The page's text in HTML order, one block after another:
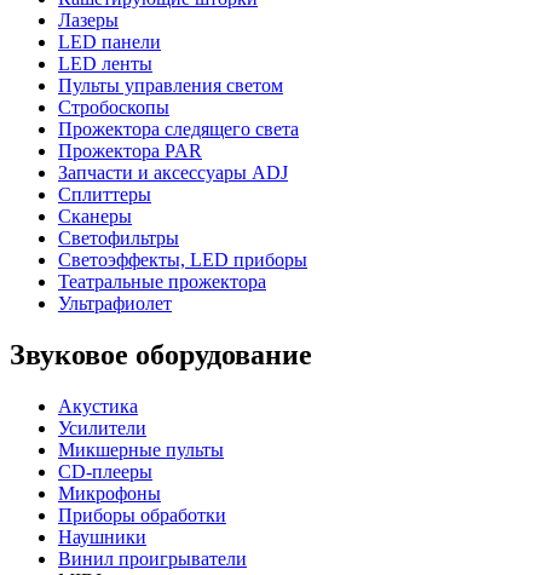
Лазеры
LED панели
LED ленты
Пульты управления светом
Стробоскопы
Прожектора следящего света
Прожектора PAR
Запчасти и аксессуары ADJ
Сплиттеры
Сканеры
Светофильтры
Светоэффекты, LED приборы
Театральные прожектора
Ультрафиолет
Звуковое оборудование
Акустика
Усилители
Микшерные пульты
CD-плееры
Микрофоны
Приборы обработки
Наушники
Винил проигрыватели